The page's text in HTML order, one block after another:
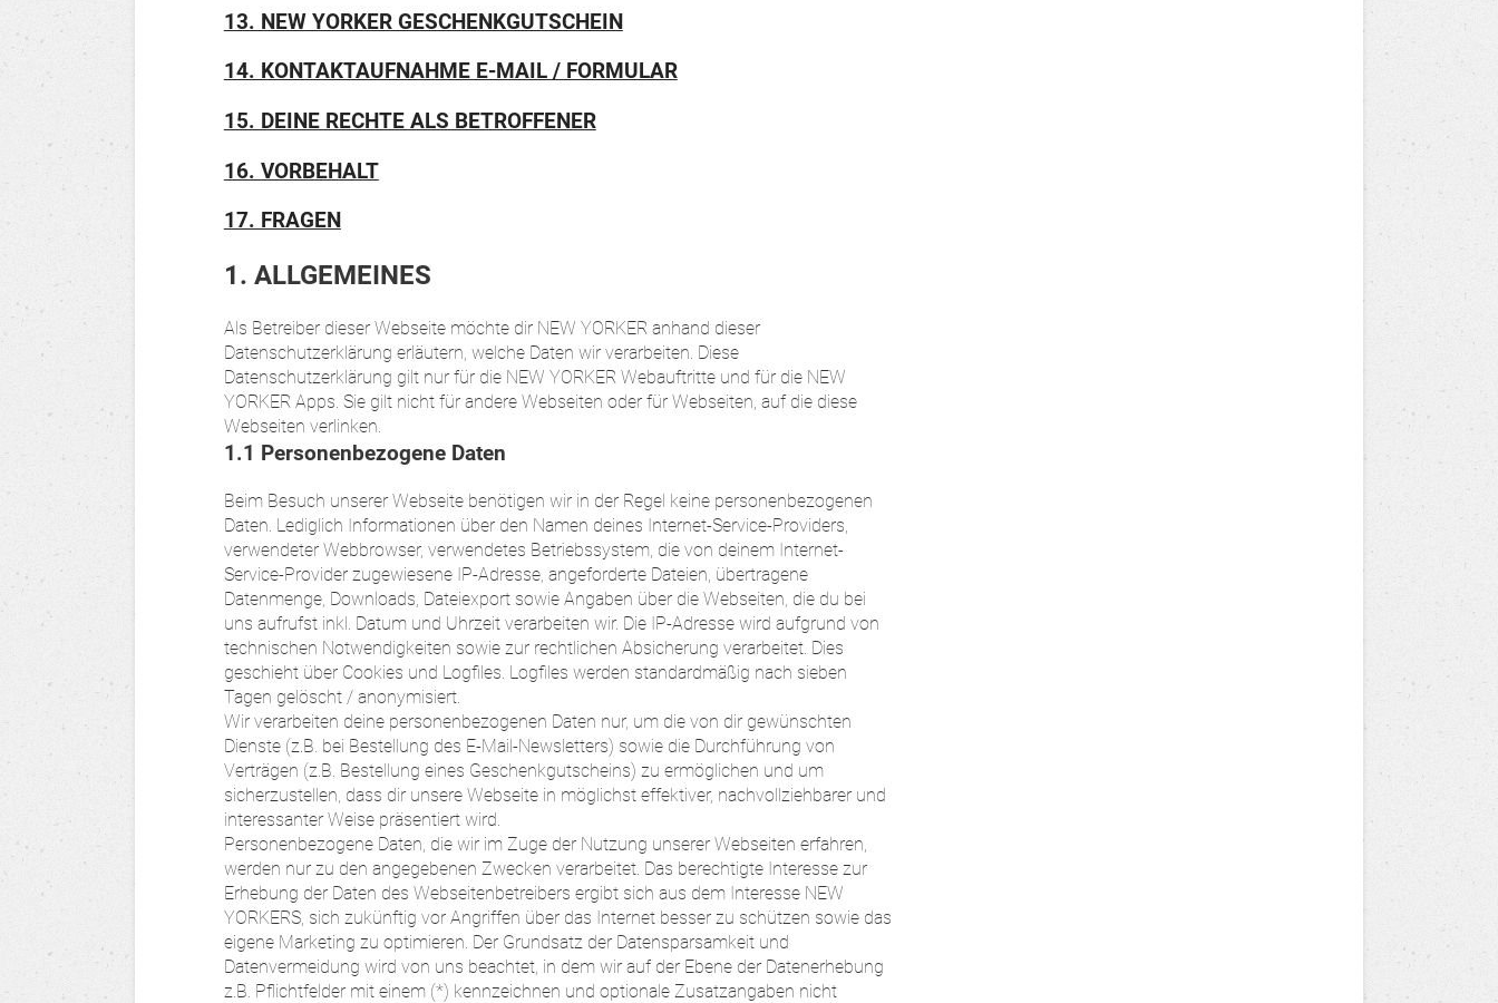
13. NEW YORKER GESCHENKGUTSCHEIN
14. KONTAKTAUFNAHME E-MAIL / FORMULAR
15. DEINE RECHTE ALS BETROFFENER
16. VORBEHALT
17. FRAGEN
1. ALLGEMEINES
Als Betreiber dieser Webseite möchte dir NEW YORKER anhand dieser
Datenschutzerklärung erläutern, welche Daten wir verarbeiten. Diese
Datenschutzerklärung gilt nur für die NEW YORKER Webauftritte und für die NEW
YORKER Apps. Sie gilt nicht für andere Webseiten oder für Webseiten, auf die diese
Webseiten verlinken.
1.1 Personenbezogene Daten
Beim Besuch unserer Webseite benötigen wir in der Regel keine personenbezogenen
Daten. Lediglich Informationen über den Namen deines Internet-Service-Providers,
verwendeter Webbrowser, verwendetes Betriebssystem, die von deinem Internet-
Service-Provider zugewiesene IP-Adresse, angeforderte Dateien, übertragene
Datenmenge, Downloads, Dateiexport sowie Angaben über die Webseiten, die du bei
uns aufrufst inkl. Datum und Uhrzeit verarbeiten wir. Die IP-Adresse wird aufgrund von
technischen Notwendigkeiten sowie zur rechtlichen Absicherung verarbeitet. Dies
geschieht über Cookies und Logfiles. Logfiles werden standardmäßig nach sieben
Tagen gelöscht / anonymisiert.
Wir verarbeiten deine personenbezogenen Daten nur, um die von dir gewünschten
Dienste (z.B. bei Bestellung des E-Mail-Newsletters) sowie die Durchführung von
Verträgen (z.B. Bestellung eines Geschenkgutscheins) zu ermöglichen und um
sicherzustellen, dass dir unsere Webseite in möglichst effektiver, nachvollziehbarer und
interessanter Weise präsentiert wird.
Personenbezogene Daten, die wir im Zuge der Nutzung unserer Webseiten erfahren,
werden nur zu den angegebenen Zwecken verarbeitet. Das berechtigte Interesse zur
Erhebung der Daten des Webseitenbetreibers ergibt sich aus dem Interesse NEW
YORKERS, sich zukünftig vor Angriffen über das Internet besser zu schützen sowie das
eigene Marketing zu optimieren. Der Grundsatz der Datensparsamkeit und
Datenvermeidung wird von uns beachtet, in dem wir auf der Ebene der Datenerhebung
z.B. Pflichtfelder mit einem (*) kennzeichnen und optionale Zusatzangaben nicht